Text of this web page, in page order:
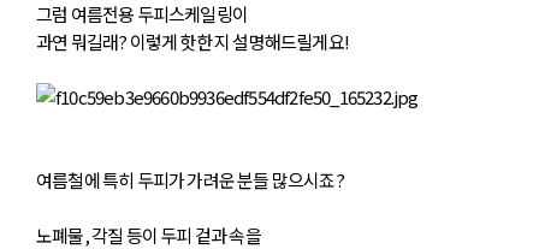
그럼 여름전용 두피스케일링이
과연 뭐길래? 이렇게 핫한 지 설명해드릴게요!
여름철에 특히 두피가 가려운 분들 많으시죠?
노폐물, 각질 등이 두피 겉과 속을
개인정보 수집 및 이용 동의
첨부파일
개인정보 수집 및 이용 동의 (필수)
취소